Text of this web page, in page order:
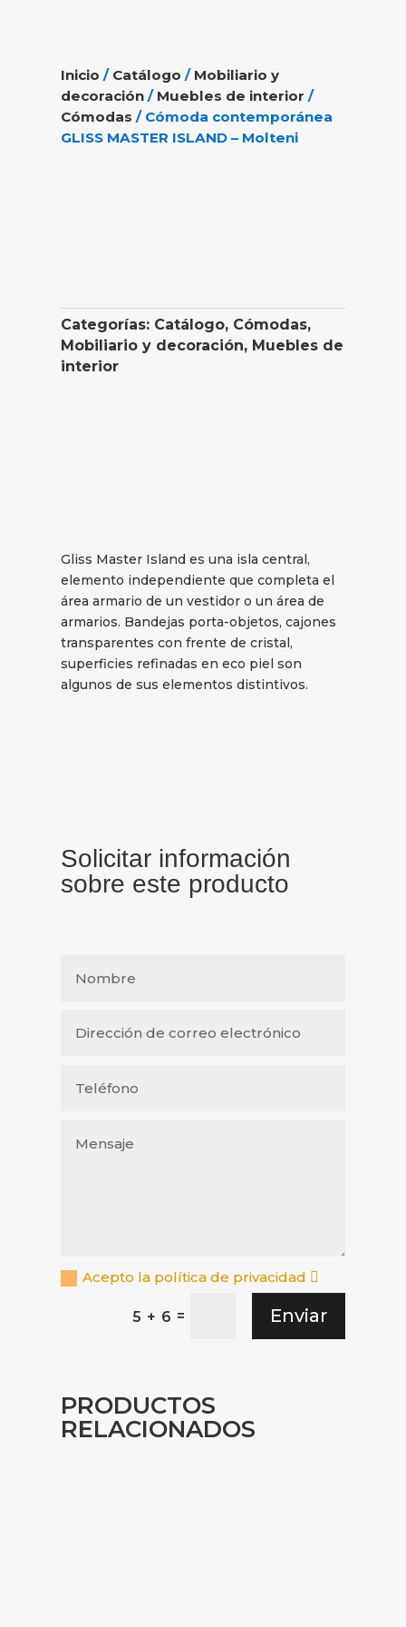
Inicio / Catálogo / Mobiliario y
decoración / Muebles de interior /
Cómodas / Cómoda contemporánea
GLISS MASTER ISLAND – Molteni
Categorías: Catálogo, Cómodas,
Mobiliario y decoración, Muebles de
interior
Gliss Master Island es una isla central,
elemento independiente que completa el
área armario de un vestidor o un área de
armarios. Bandejas porta-objetos, cajones
transparentes con frente de cristal,
superficies refinadas en eco piel son
algunos de sus elementos distintivos.
Solicitar información
sobre este producto
Acepto la política de privacidad
5 + 6 = Enviar
PRODUCTOS
RELACIONADOS